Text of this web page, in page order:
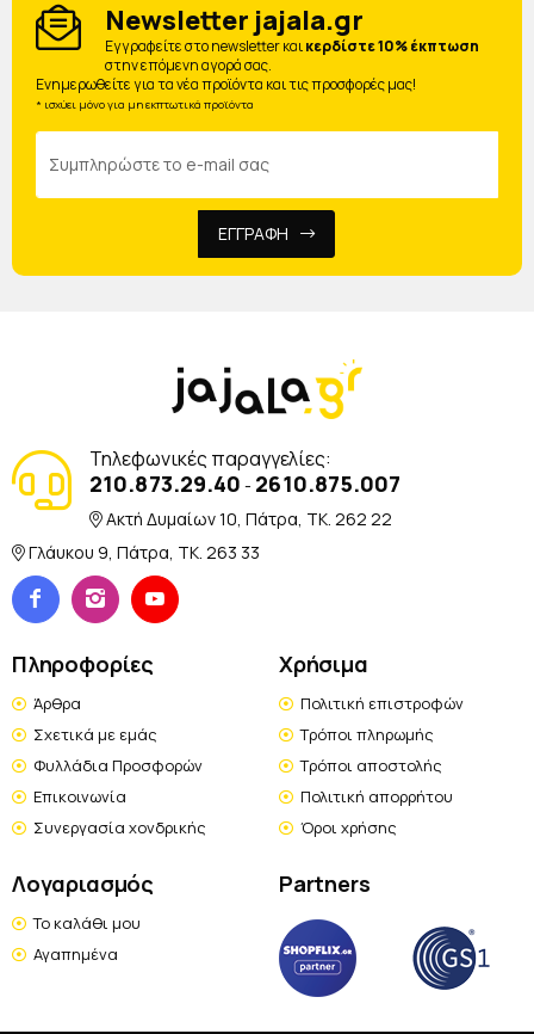
Newsletter jajala.gr
Eγγραφείτε στο newsletter καικερδίστε 10% έκπτωση
στην επόμενη αγορά σας.
Ενημερωθείτε για τα νέα προϊόντα και τις προσφορές μας!
* ισχύει μόνο για μη εκπτωτικά προϊόντα
ΕΓΓΡΑΦΗ
Τηλεφωνικές παραγγελίες:
210.873.29.40 - 2610.875.007
Ακτή Δυμαίων 10, Πάτρα, TK. 262 22
Γλάυκου 9, Πάτρα, TK. 263 33
Πληροφορίες
Άρθρα
Σχετικά με εμάς
Φυλλάδια Προσφορών
Επικοινωνία
Συνεργασία χονδρικής
Χρήσιμα
Πολιτική επιστροφών
Τρόποι πληρωμής
Τρόποι αποστολής
Πολιτική απορρήτου
Όροι χρήσης
Λογαριασμός
Το καλάθι μου
Αγαπημένα
Partners